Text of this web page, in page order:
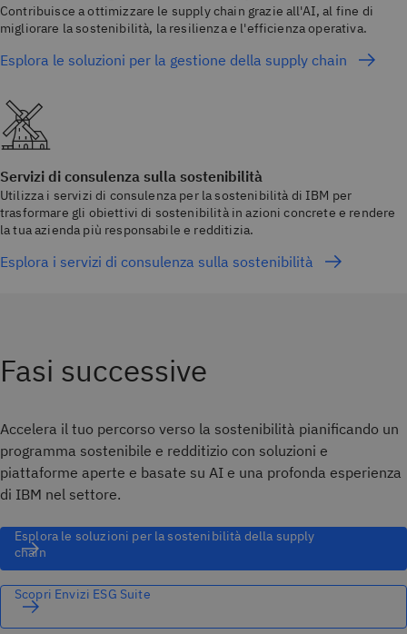
Contribuisce a ottimizzare le supply chain grazie all'AI, al fine di
migliorare la sostenibilità, la resilienza e l'efficienza operativa.
Esplora le soluzioni per la gestione della supply chain
Servizi di consulenza sulla sostenibilità
Utilizza i servizi di consulenza per la sostenibilità di IBM per
trasformare gli obiettivi di sostenibilità in azioni concrete e rendere
la tua azienda più responsabile e redditizia.
Esplora i servizi di consulenza sulla sostenibilità
Fasi successive
Accelera il tuo percorso verso la sostenibilità pianificando un
programma sostenibile e redditizio con soluzioni e
piattaforme aperte e basate su AI e una profonda esperienza
di IBM nel settore.
Esplora le soluzioni per la sostenibilità della supply
chain
Scopri Envizi ESG Suite